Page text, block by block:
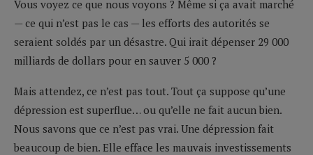
Vous voyez ce que nous voyons ? Même si ça avait marché
— ce qui n’est pas le cas — les efforts des autorités se
seraient soldés par un désastre. Qui irait dépenser 29 000
milliards de dollars pour en sauver 5 000 ?
Mais attendez, ce n’est pas tout. Tout ça suppose qu’une
dépression est superflue… ou qu’elle ne fait aucun bien.
Nous savons que ce n’est pas vrai. Une dépression fait
beaucoup de bien. Elle efface les mauvais investissements